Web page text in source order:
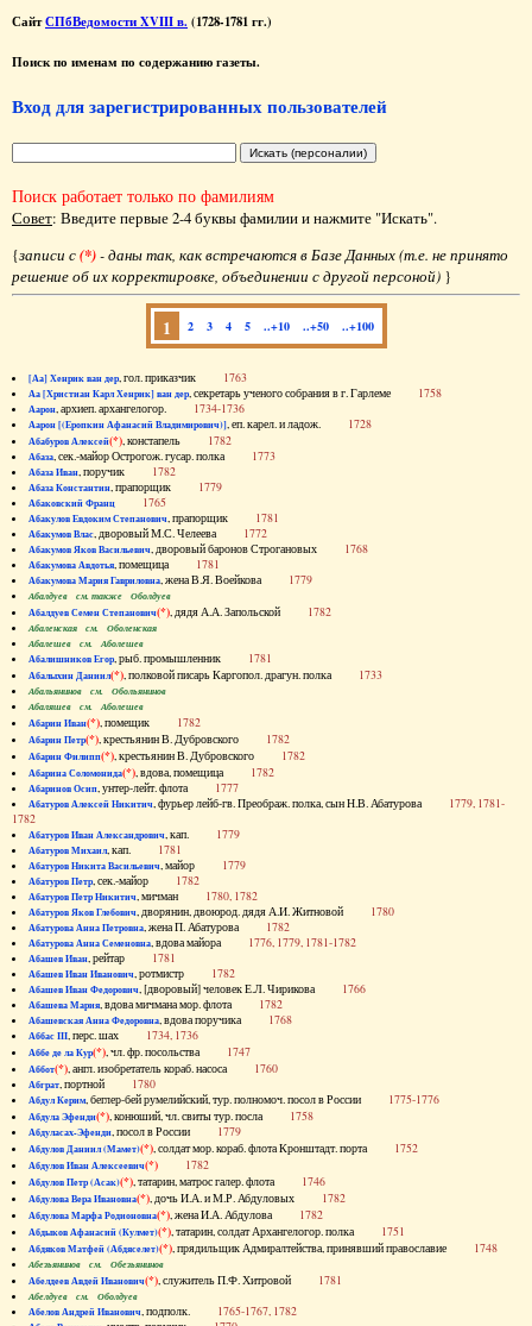
СайтСПбВедомости XVIII в. (1728-1781 гг.)
Поиск по именам по содержанию газеты.
Вход для зарегистрированных пользователей
Поиск работает только по фамилиям
Совет: Введите первые 2-4 буквы фамилии и нажмите "Искать".
{записи с(*)- даны так, как встречаются в Базе Данных (т.е. не принято
решение об их корректировке, объединении с другой персоной) }
1 2 3 4 5 ..+10 ..+50 ..+100
[Аа] Хенрик ван дер, гол. приказчик 1763
Аа [Христиан Карл Хенрик] ван дер, секретарь ученого собрания в г. Гарлеме 1758
Аарон, архиеп. архангелогор. 1734-1736
Аарон [(Еропкин Афанасий Владимирович)], еп. карел. и ладож. 1728
Абабуров Алексей(*), констапель 1782
Абаза, сек.-майор Острогож. гусар. полка 1773
Абаза Иван, поручик 1782
Абаза Константин, прапорщик 1779
Абаковский Франц 1765
Абакулов Евдоким Степанович, прапорщик 1781
Абакумов Влас, дворовый М.С. Челеева 1772
Абакумов Яков Васильевич, дворовый баронов Строгановых 1768
Абакумова Авдотья, помещица 1781
Абакумова Мария Гавриловна, жена В.Я. Воейкова 1779
Абалдуев см. также Оболдуев
Абалдуев Семен Степанович(*), дядя А.А. Запольской 1782
Абаленская см. Оболенская
Абалешев см. Аболешев
Абалишников Егор, рыб. промышленник 1781
Абалыхин Даниил(*), полковой писарь Каргопол. драгун. полка 1733
Абальянинов см. Обольянинов
Абаляшев см. Аболешев
Абарин Иван(*), помещик 1782
Абарин Петр(*), крестьянин В. Дубровского 1782
Абарин Филипп(*), крестьянин В. Дубровского 1782
Абарина Соломонида(*), вдова, помещица 1782
Абаринов Осип, унтер-лейт. флота 1777
Абатуров Алексей Никитич, фурьер лейб-гв. Преображ. полка, сын Н.В. Абатурова 1779, 1781-
1782
Абатуров Иван Александрович, кап. 1779
Абатуров Михаил, кап. 1781
Абатуров Никита Васильевич, майор 1779
Абатуров Петр, сек.-майор 1782
Абатуров Петр Никитич, мичман 1780, 1782
Абатуров Яков Глебович, дворянин, двоюрод. дядя А.И. Житновой 1780
Абатурова Анна Петровна, жена П. Абатурова 1782
Абатурова Анна Семеновна, вдова майора 1776, 1779, 1781-1782
Абашев Иван, рейтар 1781
Абашев Иван Иванович, ротмистр 1782
Абашев Иван Федорович, [дворовый] человек Е.Л. Чирикова 1766
Абашева Мария, вдова мичмана мор. флота 1782
Абашевская Анна Федоровна, вдова поручика 1768
Аббас III, перс. шах 1734, 1736
Аббе де ла Кур(*), чл. фр. посольства 1747
Аббот(*), англ. изобретатель кораб. насоса 1760
Абграт, портной 1780
Абдул Керим, беглер-бей румелийский, тур. полномоч. посол в России 1775-1776
Абдула Эфенди(*), конюший, чл. свиты тур. посла 1758
Абдуласах-Эфенди, посол в России 1779
Абдулов Даниил (Мамет)(*), солдат мор. кораб. флота Кронштадт. порта 1752
Абдулов Иван Алексеевич(*) 1782
Абдулов Петр (Асак)(*), татарин, матрос галер. флота 1746
Абдулова Вера Ивановна(*), дочь И.А. и М.Р. Абдуловых 1782
Абдулова Марфа Родионовна(*), жена И.А. Абдулова 1782
Абдыков Афанасий (Кулмет)(*), татарин, солдат Архангелогор. полка 1751
Абдяков Матфей (Абдяселет)(*), прядильщик Адмиралтейства, принявший православие 1748
Абезьянинов см. Обезьянинов
Абелдеев Авдей Иванович(*), служитель П.Ф. Хитровой 1781
Абелдуев см. Оболдуев
Абелов Андрей Иванович, подполк. 1765-1767, 1782